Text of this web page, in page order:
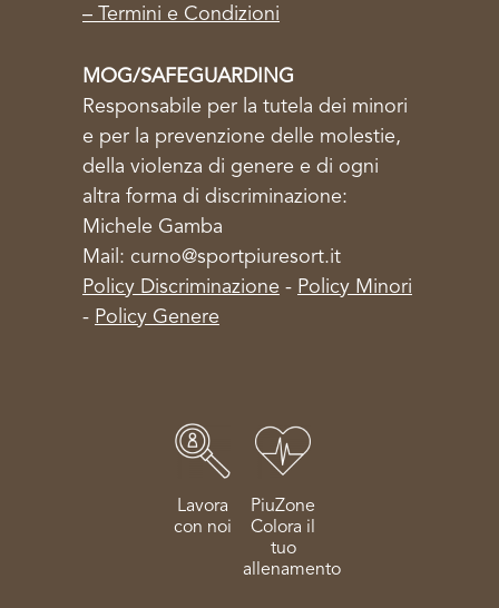
– Termini e Condizioni
MOG/SAFEGUARDING
Responsabile per la tutela dei minori
e per la prevenzione delle molestie,
della violenza di genere e di ogni
altra forma di discriminazione:
Michele Gamba
Mail: curno@sportpiuresort.it
Policy Discriminazione - Policy Minori
- Policy Genere
Lavora
con noi
PiuZone
Colora il
tuo
allenamento